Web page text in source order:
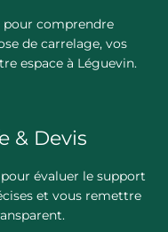
pour comprendre
de carrelage, vos
espace à Léguevin.
& Devis
évaluer le support
et vous remettre